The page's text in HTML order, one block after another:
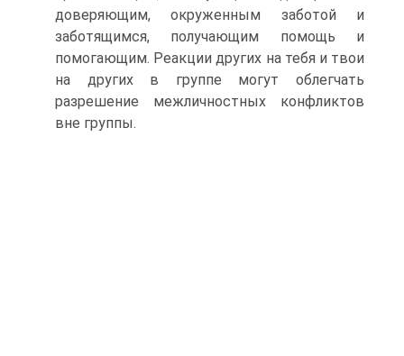
доверяющим, окруженным заботой и
заботящимся, получающим помощь и
помогающим. Реакции других на тебя и твои
на других в группе могут облегчать
разрешение межличностных конфликтов
вне группы.